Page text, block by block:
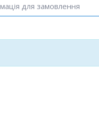
для замовлення